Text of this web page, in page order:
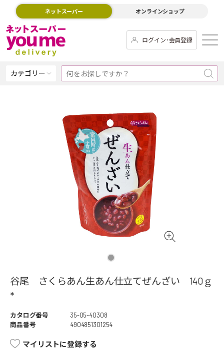
ネットスーパー オンラインショップ
ログイン･会員登録
カテゴリー
谷尾 さくらあん生あん仕立てぜんざい 140ｇ
*
カタログ番号
35-05-40308
商品番号
4904851301254
マイリストに登録する